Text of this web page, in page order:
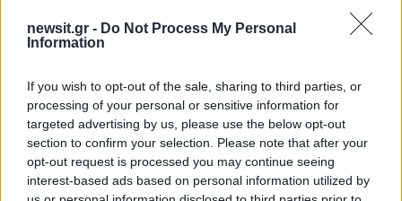
newsit.gr - Do Not Process My Personal
Information
If you wish to opt-out of the sale, sharing to third parties, or
processing of your personal or sensitive information for
targeted advertising by us, please use the below opt-out
section to confirm your selection. Please note that after your
opt-out request is processed you may continue seeing
interest-based ads based on personal information utilized by
Κλειστό μέχρι νεοτέρας το
beach bar στην Πάρο όπου
πνίγηκε ο 4χρονος –
Απολογείται ο ιδιοκτήτης
που είχε δηλωθεί ως
ναυαγοσώστης
Οι Χούθι ανέλαβαν
ευθύνη για την
διυλιστήριο της
Aramco στη
Αραβία